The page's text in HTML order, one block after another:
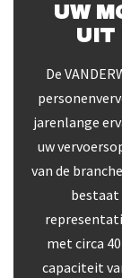
UW
UIT
De
jarenlange
uw
van de
met circa
capaciteit